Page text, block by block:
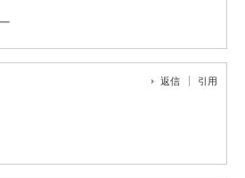
返信 引用